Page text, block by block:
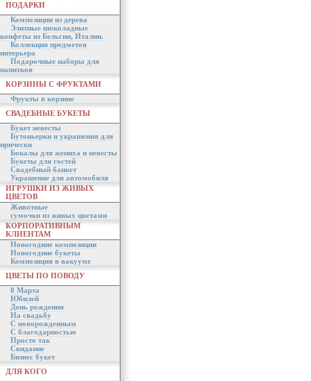
ПОДАРКИ
Композиции из дерева
Элитные шоколадные
конфеты из Бельгии, Италии.
Коллекция предметов
интерьера
Подарочные наборы для
напитков
КОРЗИНЫ С ФРУКТАМИ
Фрукты в корзине
СВАДЕБНЫЕ БУКЕТЫ
Букет невесты
Бутоньерки и украшения для
прически
Бокалы для жениха и невесты
Букеты для гостей
Свадебный банкет
Украшение для автомобиля
ИГРУШКИ ИЗ ЖИВЫХ
ЦВЕТОВ
Животные
сумочки из живых цветами
КОРПОРАТИВНЫМ
КЛИЕНТАМ
Новогодние композиции
Новогодние букеты
Композиция в вакууме
ЦВЕТЫ ПО ПОВОДУ
8 Марта
Юбилей
День рождения
На свадьбу
С новорожденным
С благодарностью
Просто так
Свидание
Бизнес букет
ДЛЯ КОГО